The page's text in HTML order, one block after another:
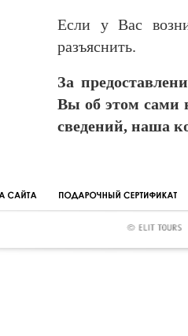
Если у Вас
разъяснить.
За
Вы об этом сами
сведений, наша